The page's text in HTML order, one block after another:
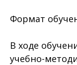
Формат
В ходе
учебно-